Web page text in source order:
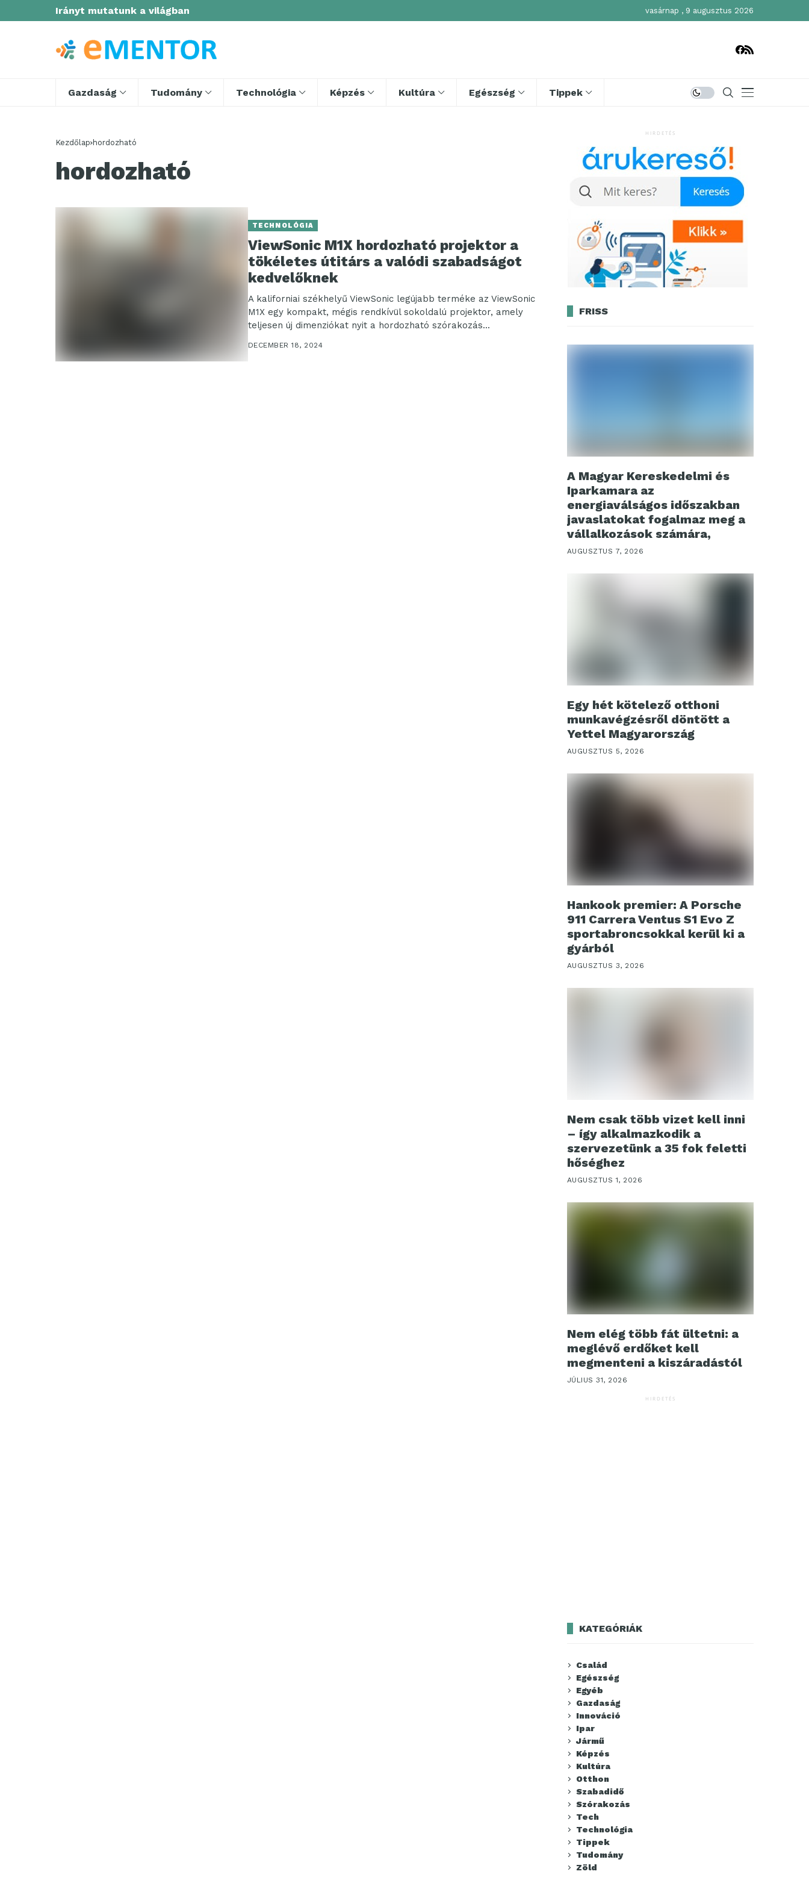
Irányt mutatunk a világban vasárnap , 9 augusztus 2026
Gazdaság Tudomány Technológia Képzés Kultúra Egészség Tippek
Kezdőlap hordozható
hordozható
TECHNOLÓGIA
ViewSonic M1X hordozható projektor a
tökéletes útitárs a valódi szabadságot
kedvelőknek
A kaliforniai székhelyű ViewSonic legújabb terméke az ViewSonic
M1X egy kompakt, mégis rendkívül sokoldalú projektor, amely
teljesen új dimenziókat nyit a hordozható szórakozás...
DECEMBER 18, 2024
HIRDETÉS
FRISS
A Magyar Kereskedelmi és
Iparkamara az
energiaválságos időszakban
javaslatokat fogalmaz meg a
vállalkozások számára,
AUGUSZTUS 7, 2026
Egy hét kötelező otthoni
munkavégzésről döntött a
Yettel Magyarország
AUGUSZTUS 5, 2026
Hankook premier: A Porsche
911 Carrera Ventus S1 Evo Z
sportabroncsokkal kerül ki a
gyárból
AUGUSZTUS 3, 2026
Nem csak több vizet kell inni
– így alkalmazkodik a
szervezetünk a 35 fok feletti
hőséghez
AUGUSZTUS 1, 2026
Nem elég több fát ültetni: a
meglévő erdőket kell
megmenteni a kiszáradástól
JÚLIUS 31, 2026
HIRDETÉS
KATEGÓRIÁK
Család
Egészség
Egyéb
Gazdaság
Innováció
Ipar
Jármű
Képzés
Kultúra
Otthon
Szabadidő
Szórakozás
Tech
Technológia
Tippek
Tudomány
Zöld